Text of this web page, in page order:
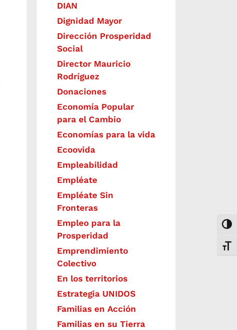
DIAN
Dignidad Mayor
Dirección Prosperidad
Social
Director Mauricio
Rodríguez
Donaciones
Economía Popular
para el Cambio
Economías para la vida
Ecoovida
Empleabilidad
Empléate
Empléate Sin
Fronteras
Empleo para la
Prosperidad
Emprendimiento
Colectivo
En los territorios
Estrategia UNIDOS
Familias en Acción
Familias en su Tierra